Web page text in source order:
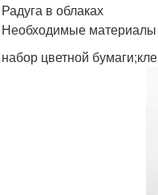
Радуга в облаках
Необходимые материалы
набор цветной